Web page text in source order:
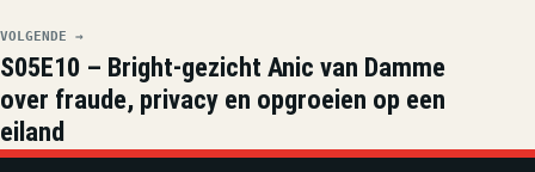
VOLGENDE →
S05E10 – Bright-gezicht Anic van Damme
over fraude, privacy en opgroeien op een
eiland